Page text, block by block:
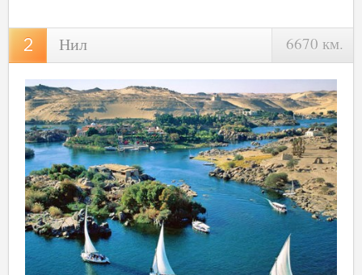
Нил 6670 км.